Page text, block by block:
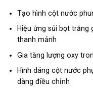
Tạo hình cột nước
Hiệu ứng sủi bọt
thanh mảnh
Gia tăng lượng oxy
Hình dáng cột nước
dàng điều chỉnh